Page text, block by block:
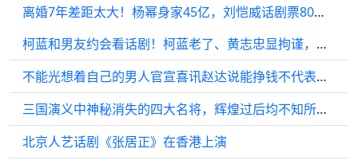
离婚7年差距太大！杨幂身家45亿，刘恺威话剧票80元卖不动
柯蓝和男友约会看话剧！柯蓝老了、黄志忠显拘谨，相恋15年仍不婚
不能光想着自己的男人官宣喜讯赵达说能挣钱不代表不用管家里
三国演义中神秘消失的四大名将，辉煌过后均不知所终，他们去哪了？
北京人艺话剧《张居正》在香港上演